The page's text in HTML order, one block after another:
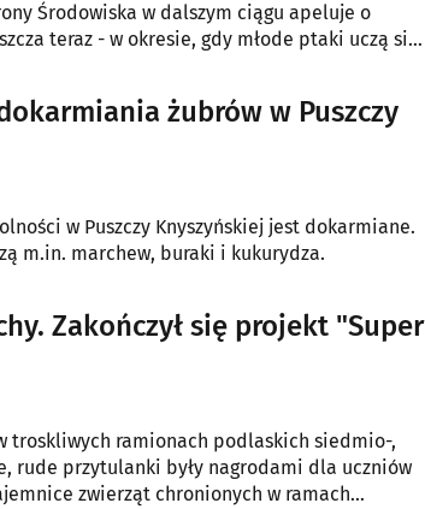
Środowiska w dalszym ciągu apeluje o
teraz - w okresie, gdy młode ptaki uczą się
żubrów w Puszczy
w Puszczy Knyszyńskiej jest dokarmiane.
m.in. marchew, buraki i kukurydza.
Zakończył się projekt "Super
troskliwych ramionach podlaskich siedmio-,
rude przytulanki były nagrodami dla uczniów
zwierząt chronionych w ramach